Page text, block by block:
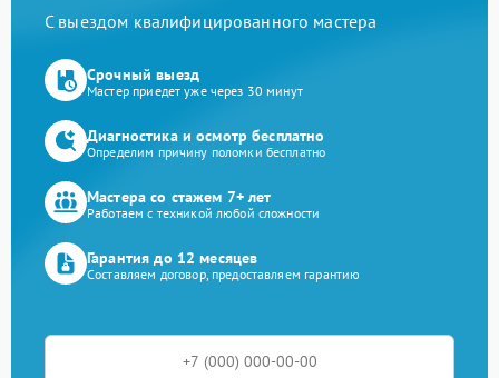
С выездом квалифицированного мастера
Срочный выезд
Мастер приедет уже через 30 минут
Диагностика и осмотр бесплатно
Определим причину поломки бесплатно
Мастера со стажем 7+ лет
Работаем с техникой любой сложности
Гарантия до 12 месяцев
Составляем договор, предоставляем гарантию